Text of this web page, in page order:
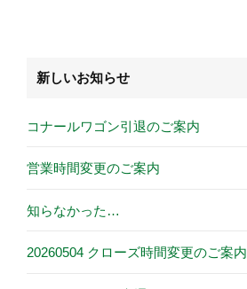
新しいお知らせ
コナールワゴン引退のご案内
営業時間変更のご案内
知らなかった…
20260504 クローズ時間変更のご案内